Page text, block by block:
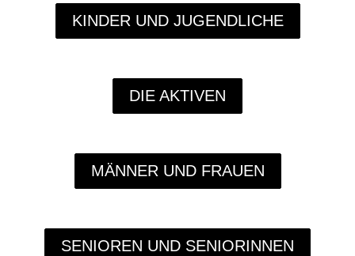
KINDER UND JUGENDLICHE
DIE AKTIVEN
MÄNNER UND FRAUEN
SENIOREN UND SENIORINNEN